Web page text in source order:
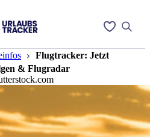
Flugtracker: Jetzt
& Flugradar